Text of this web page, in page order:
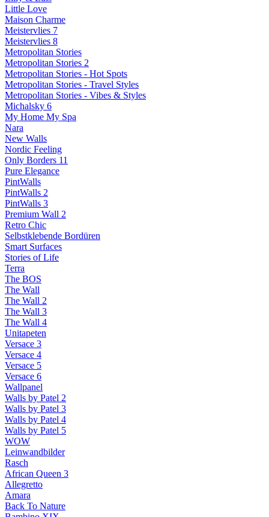
Little Love
Maison Charme
Meistervlies 7
Meistervlies 8
Metropolitan Stories
Metropolitan Stories 2
Metropolitan Stories - Hot Spots
Metropolitan Stories - Travel Styles
Metropolitan Stories - Vibes & Styles
Michalsky 6
My Home My Spa
Nara
New Walls
Nordic Feeling
Only Borders 11
Pure Elegance
PintWalls
PintWalls 2
PintWalls 3
Premium Wall 2
Retro Chic
Selbstklebende Bordüren
Smart Surfaces
Stories of Life
Terra
The BOS
The Wall
The Wall 2
The Wall 3
The Wall 4
Unitapeten
Versace 3
Versace 4
Versace 5
Versace 6
Wallpanel
Walls by Patel 2
Walls by Patel 3
Walls by Patel 4
Walls by Patel 5
WOW
Leinwandbilder
Rasch
African Queen 3
Allegretto
Amara
Back To Nature